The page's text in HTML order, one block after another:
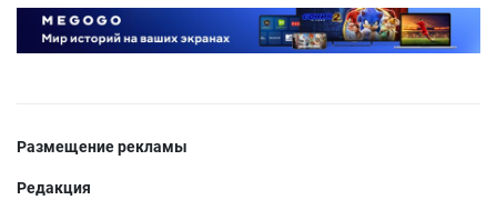
Размещение рекламы
Редакция